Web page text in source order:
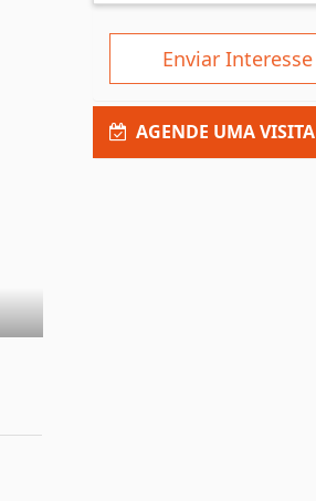
Enviar Interesse
AGENDE UMA VISITA